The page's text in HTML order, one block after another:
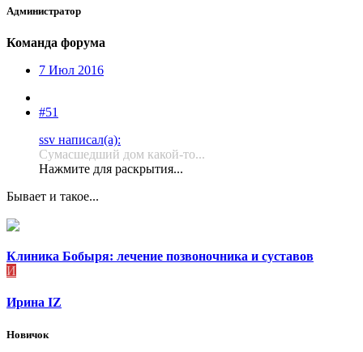
Администратор
Команда форума
7 Июл 2016
#51
ssv написал(а):
Сумасшедший дом какой-то...
Нажмите для раскрытия...
Бывает и такое...
Клиника Бобыря: лечение позвоночника и суставов
И
Ирина IZ
Новичок